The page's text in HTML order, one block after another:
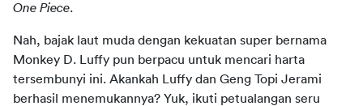
One Piece.
Nah, bajak laut muda dengan kekuatan super bernama
Monkey D. Luffy pun berpacu untuk mencari harta
tersembunyi ini. Akankah Luffy dan Geng Topi Jerami
berhasil menemukannya? Yuk, ikuti petualangan seru